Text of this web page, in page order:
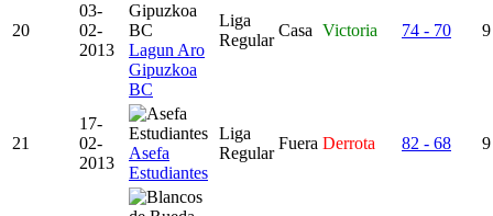
20
03-
02-
2013
Lagun Aro
Gipuzkoa
BC
Liga
Regular
Casa Victoria 74 - 70
21
17-
02-
2013
Asefa
Estudiantes
Liga
Regular
Fuera Derrota 82 - 68